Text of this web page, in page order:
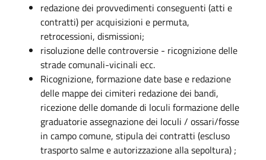
redazione dei provvedimenti conseguenti (atti e
contratti) per acquisizioni e permuta,
retrocessioni, dismissioni;
risoluzione delle controversie - ricognizione delle
strade comunali-vicinali ecc.
Ricognizione, formazione date base e redazione
delle mappe dei cimiteri redazione dei bandi,
ricezione delle domande di loculi formazione delle
graduatorie assegnazione dei loculi / ossari/fosse
in campo comune, stipula dei contratti (escluso
trasporto salme e autorizzazione alla sepoltura) ;